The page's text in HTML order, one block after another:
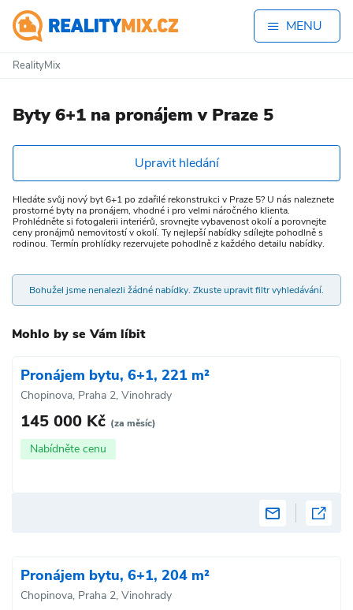
MENU
RealityMix
Byty 6+1 na pronájem v Praze 5
Upravit hledání
Hledáte svůj nový byt 6+1 po zdařilé rekonstrukci v Praze 5? U nás naleznete
prostorné byty na pronájem, vhodné i pro velmi náročného klienta.
Prohlédněte si fotogalerii interiérů, srovnejte vybavenost okolí a porovnejte
ceny pronájmů nemovitostí v okolí. Ty nejlepší nabídky sdílejte pohodlně s
rodinou. Termín prohlídky rezervujete pohodlně z každého detailu nabídky.
Bohužel jsme nenalezli žádné nabídky. Zkuste upravit filtr vyhledávání.
Mohlo by se Vám líbit
Pronájem bytu, 6+1, 221 m²
Chopinova, Praha 2, Vinohrady
145 000 Kč (za měsíc)
Nabídněte cenu
Pronájem bytu, 6+1, 204 m²
Chopinova, Praha 2, Vinohrady